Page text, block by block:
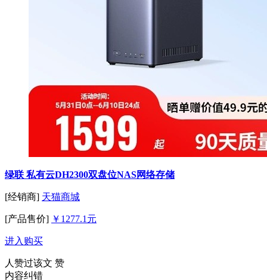
绿联 私有云DH2300双盘位NAS网络存储
[经销商] 天猫商城
[产品售价] ￥1277.1元
进入购买
人赞过该文 赞
内容纠错